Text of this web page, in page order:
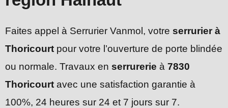
Faites appel à Serrurier Vanmol, votre serrurier à
Thoricourt pour votre l’ouverture de porte blindée
ou normale. Travaux en serrurerie à 7830
Thoricourt avec une satisfaction garantie à
100%, 24 heures sur 24 et 7 jours sur 7.